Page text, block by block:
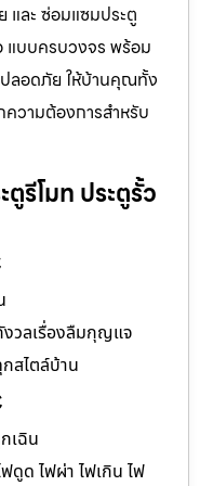
และ ซ่อมแซมประตู
แบบครบวงจร พร้อม
ลอดภัย ให้บ้านคุณทั้ง
วามต้องการสำหรับ
รีโมท ประตูรั้ว
วลเรื่องลืมกุญแจ
สไตล์บ้าน
เฉิน
ด ไฟผ่า ไฟเกิน ไฟ